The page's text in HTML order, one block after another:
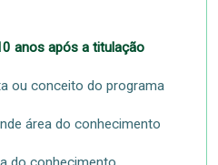
anos após a titulação
ou conceito do programa
área do conhecimento